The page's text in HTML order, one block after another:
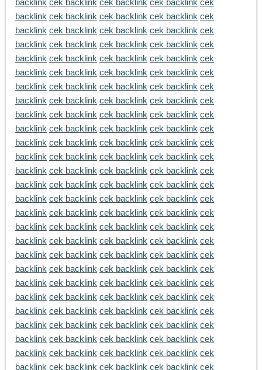
backlink cek backlink cek backlink cek backlink cek
backlink cek backlink cek backlink cek backlink cek
backlink cek backlink cek backlink cek backlink cek
backlink cek backlink cek backlink cek backlink cek
backlink cek backlink cek backlink cek backlink cek
backlink cek backlink cek backlink cek backlink cek
backlink cek backlink cek backlink cek backlink cek
backlink cek backlink cek backlink cek backlink cek
backlink cek backlink cek backlink cek backlink cek
backlink cek backlink cek backlink cek backlink cek
backlink cek backlink cek backlink cek backlink cek
backlink cek backlink cek backlink cek backlink cek
backlink cek backlink cek backlink cek backlink cek
backlink cek backlink cek backlink cek backlink cek
backlink cek backlink cek backlink cek backlink cek
backlink cek backlink cek backlink cek backlink cek
backlink cek backlink cek backlink cek backlink cek
backlink cek backlink cek backlink cek backlink cek
backlink cek backlink cek backlink cek backlink cek
backlink cek backlink cek backlink cek backlink cek
backlink cek backlink cek backlink cek backlink cek
backlink cek backlink cek backlink cek backlink cek
backlink cek backlink cek backlink cek backlink cek
backlink cek backlink cek backlink cek backlink cek
backlink cek backlink cek backlink cek backlink cek
backlink cek backlink cek backlink cek backlink cek
backlink cek backlink cek backlink cek backlink cek